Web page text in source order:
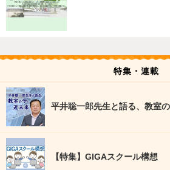
特集・連載
平井聡一郎先生と語る、教室
【特集】GIGAスクール構想